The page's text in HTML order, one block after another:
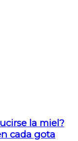
la miel?
cada gota